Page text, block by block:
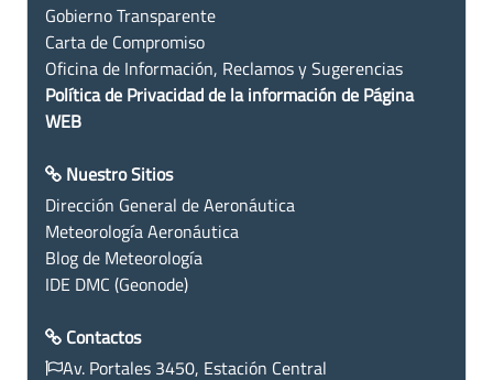
Gobierno Transparente
Carta de Compromiso
Oficina de Información, Reclamos y Sugerencias
Política de Privacidad de la información de Página
WEB
Nuestro Sitios
Dirección General de Aeronáutica
Meteorología Aeronáutica
Blog de Meteorología
IDE DMC (Geonode)
Contactos
Av. Portales 3450, Estación Central